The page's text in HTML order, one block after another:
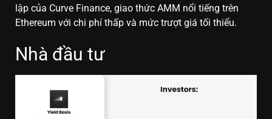
lập của Curve Finance, giao thức AMM nổi tiếng trên
Ethereum với chi phí thấp và mức trượt giá tối thiểu.
Nhà đầu tư